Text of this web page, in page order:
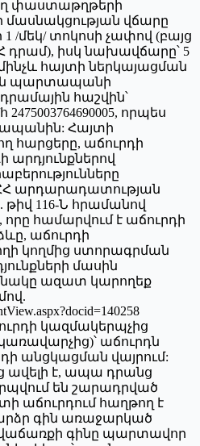
փաստաթղթերի
մասնակցության վճարը
/մեկ/ տոկոսի չափով (բայց
դրամ), իսկ նախավճարը՝ 5
հայտի ներկայացման
պարտապանի
հաշվին՝
որպես
Հայտի
հարցերը, աճուրդի
արդարադատության
թիվ 116-Ն հրամանով
համարվում է աճուրդի
աճուրդի
կողմից ստորագրման
մասին
ազատ կարողեք
կազմակերպչից
աճուրդն
անցկացման վայրում:
ավելի է, ապա դրանց
են շարադրված
աճուրդում հաղթող է
գին առաջարկած
վաճառքի գինը պարտավոր